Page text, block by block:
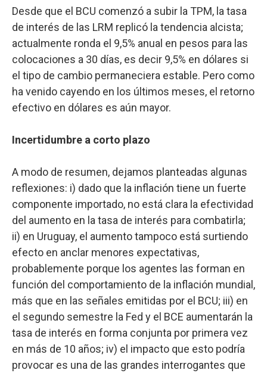
Desde que el BCU comenzó a subir la TPM, la tasa
de interés de las LRM replicó la tendencia alcista;
actualmente ronda el 9,5% anual en pesos para las
colocaciones a 30 días, es decir 9,5% en dólares si
el tipo de cambio permaneciera estable. Pero como
ha venido cayendo en los últimos meses, el retorno
efectivo en dólares es aún mayor.
Incertidumbre a corto plazo
A modo de resumen, dejamos planteadas algunas
reflexiones: i) dado que la inflación tiene un fuerte
componente importado, no está clara la efectividad
del aumento en la tasa de interés para combatirla;
ii) en Uruguay, el aumento tampoco está surtiendo
efecto en anclar menores expectativas,
probablemente porque los agentes las forman en
función del comportamiento de la inflación mundial,
más que en las señales emitidas por el BCU; iii) en
el segundo semestre la Fed y el BCE aumentarán la
tasa de interés en forma conjunta por primera vez
en más de 10 años; iv) el impacto que esto podría
provocar es una de las grandes interrogantes que